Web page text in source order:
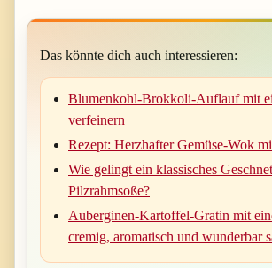
Das könnte dich auch interessieren:
Blumenkohl-Brokkoli-Auflauf mit
verfeinern
Rezept: Herzhafter Gemüse-Wok
Wie gelingt ein klassisches
Pilzrahmsoße?
Auberginen-Kartoffel-Gratin mit
cremig, aromatisch und wunderbar